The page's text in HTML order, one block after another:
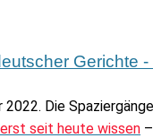
Gerichte
Die
seit heute wissen